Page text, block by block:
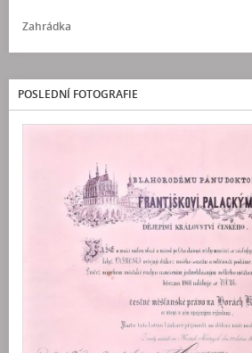
Zahrádka
POSLEDNÍ FOTOGRAFIE